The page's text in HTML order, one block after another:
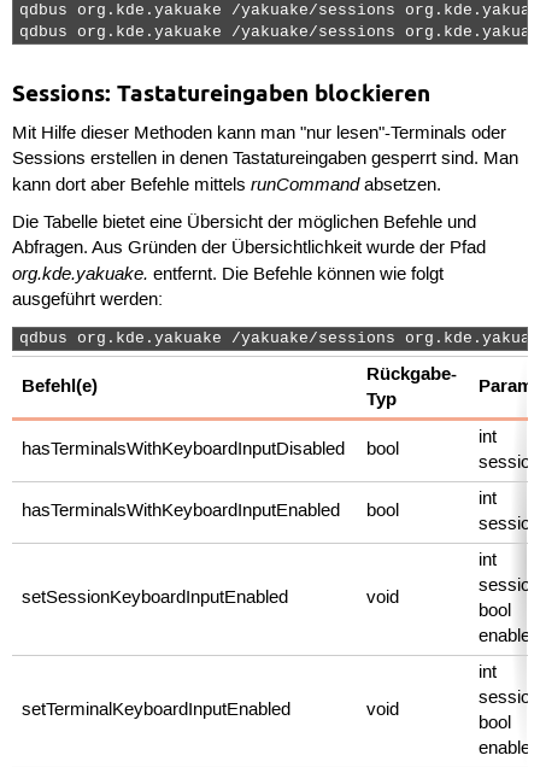
qdbus org.kde.yakuake /yakuake/sessions
qdbus org.kde.yakuake /yakuake/sessions
Sessions: Tastatureingaben blockieren
Mit Hilfe dieser Methoden kann man "nur lesen"-Terminals oder
Sessions erstellen in denen Tastatureingaben gesperrt sind. Man
kann dort aber Befehle mittels runCommandabsetzen.
Die Tabelle bietet eine Übersicht der möglichen Befehle und
Abfragen. Aus Gründen der Übersichtlichkeit wurde der Pfad
org.kde.yakuake. entfernt. Die Befehle können wie folgt
ausgeführt werden:
qdbus org.kde.yakuake /yakuake/sessions
Befehl(e)
Rückgabe-
Typ
hasTerminalsWithKeyboardInputDisabled bool
int
hasTerminalsWithKeyboardInputEnabled bool
int
setSessionKeyboardInputEnabled void
int
bool
enabled
setTerminalKeyboardInputEnabled void
int
bool
enabled